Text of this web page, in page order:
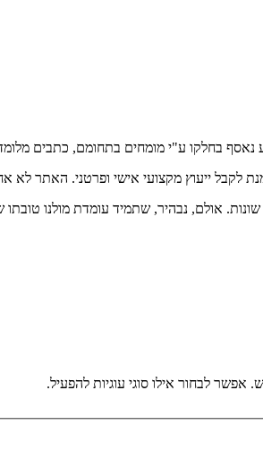
בחלקו ע"י מומחים בתחומם, כתבים
לקבל ייעוץ מקצועי אישי ופרטני. האתר
אולם, נבהיר, שתמיד עומדת מולנו
לבחור אילו סוגי עוגיות להפעיל.